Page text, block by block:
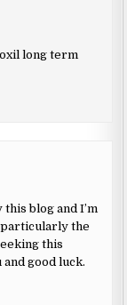
long term
blog and I’m
the
this
good luck.